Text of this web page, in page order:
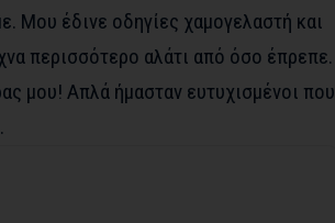
Μου έδινε οδηγίες χαμογελαστή και
περισσότερο αλάτι από όσο έπρεπε.
μου! Απλά ήμασταν ευτυχισμένοι που